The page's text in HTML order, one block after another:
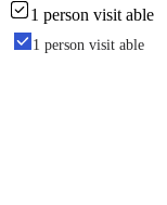
1 person visit able
1 person visit able